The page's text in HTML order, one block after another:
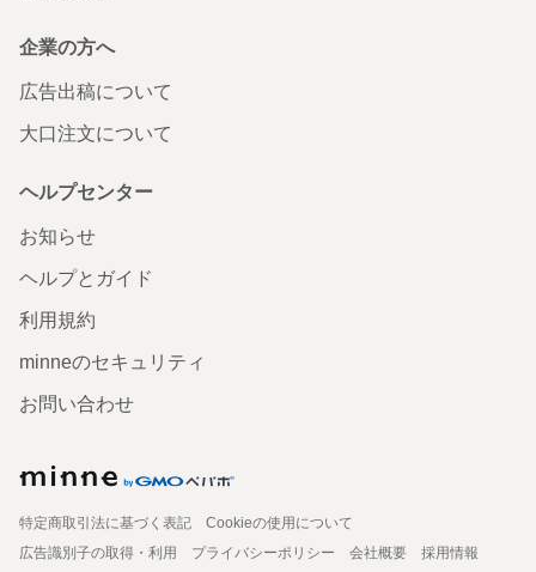
企業の方へ
広告出稿について
大口注文について
ヘルプセンター
お知らせ
ヘルプとガイド
利用規約
minneのセキュリティ
お問い合わせ
特定商取引法に基づく表記
Cookieの使用について
広告識別子の取得・利用
プライバシーポリシー 会社概要
採用情報